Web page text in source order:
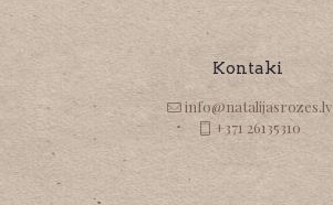
Kontaki
info@natalijasrozes.lv
+371 26135310